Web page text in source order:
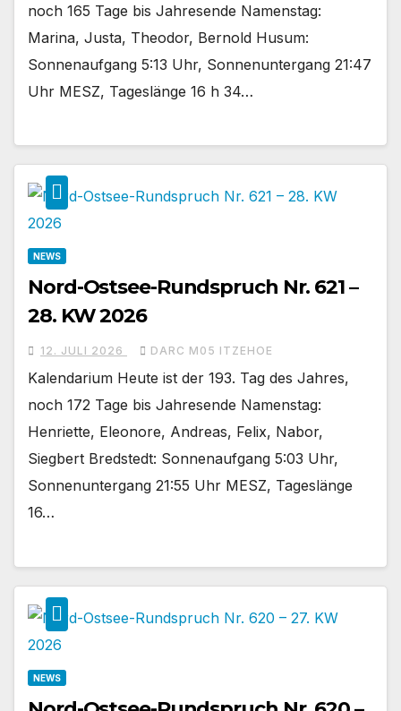
noch 165 Tage bis Jahresende Namenstag:
Marina, Justa, Theodor, Bernold Husum:
Sonnenaufgang 5:13 Uhr, Sonnenuntergang 21:47
Uhr MESZ, Tageslänge 16 h 34…
NEWS
Nord-Ostsee-Rundspruch Nr. 621 –
28. KW 2026
12. JULI 2026 DARC M05 ITZEHOE
Kalendarium Heute ist der 193. Tag des Jahres,
noch 172 Tage bis Jahresende Namenstag:
Henriette, Eleonore, Andreas, Felix, Nabor,
Siegbert Bredstedt: Sonnenaufgang 5:03 Uhr,
Sonnenuntergang 21:55 Uhr MESZ, Tageslänge
16…
NEWS